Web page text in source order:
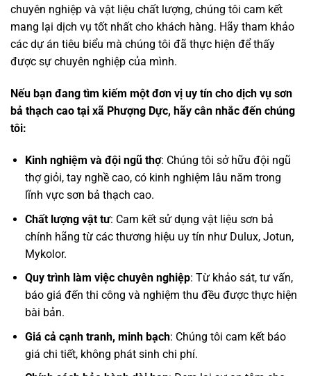
chuyên nghiệp và vật liệu chất lượng, chúng tôi cam kết
mang lại dịch vụ tốt nhất cho khách hàng. Hãy tham khảo
các dự án tiêu biểu mà chúng tôi đã thực hiện để thấy
được sự chuyên nghiệp của mình.
Nếu bạn đang tìm kiếm một đơn vị uy tín cho dịch vụ sơn
bả thạch cao tại xã Phượng Dực, hãy cân nhắc đến chúng
tôi:
Kinh nghiệm và đội ngũ thợ: Chúng tôi sở hữu đội ngũ
thợ giỏi, tay nghề cao, có kinh nghiệm lâu năm trong
lĩnh vực sơn bả thạch cao.
Chất lượng vật tư: Cam kết sử dụng vật liệu sơn bả
chính hãng từ các thương hiệu uy tín như Dulux, Jotun,
Mykolor.
Quy trình làm việc chuyên nghiệp: Từ khảo sát, tư vấn,
báo giá đến thi công và nghiệm thu đều được thực hiện
bài bản.
Giá cả cạnh tranh, minh bạch: Chúng tôi cam kết báo
giá chi tiết, không phát sinh chi phí.